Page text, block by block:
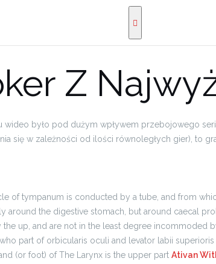
Z
wideo było pod dużym wpływem przebojowego
się w zależności od ilości równoległych gier), to
of tympanum is conducted by a tube, and from
around the digestive stomach, but around caecal
up, and are not in the least degree
part of orbicularis oculi and levator labii
(or foot) of The Larynx is the upper part Ativan